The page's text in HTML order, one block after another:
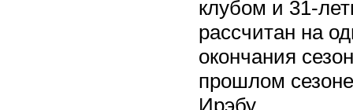
клубом и 31-
рассчитан на
окончания
прошлом
Ирэбу